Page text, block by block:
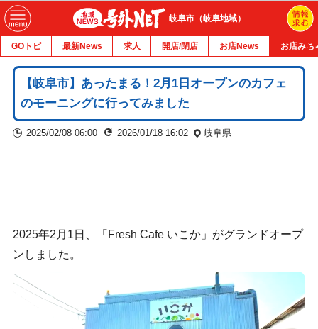
岐阜市（岐阜地域）
GOトピ 最新News 求人 開店/閉店 お店News お店みち
【岐阜市】あったまる！2月1日オープンのカフェ
のモーニングに行ってみました
2025/02/08 06:00 2026/01/18 16:02 岐阜県
2025年2月1日、「Fresh Cafe いこか」がグランドオープ
ンしました。